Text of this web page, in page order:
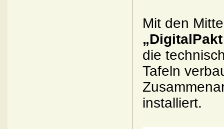
Mit den
die
Tafeln
installiert.